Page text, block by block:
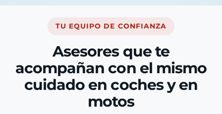
TU EQUIPO DE CONFIANZA
Asesores que te
acompañan con el mismo
cuidado en coches y en
motos